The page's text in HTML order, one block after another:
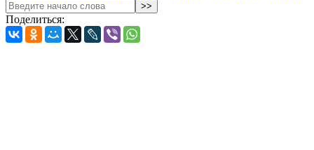
Поделиться: